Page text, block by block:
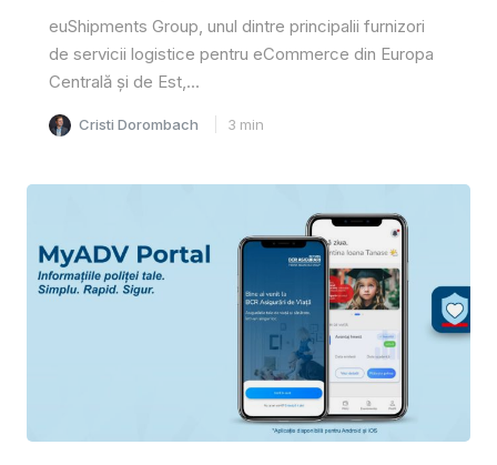
euShipments Group, unul dintre principalii furnizori
de servicii logistice pentru eCommerce din Europa
Centrală și de Est,...
Cristi Dorombach 3 min